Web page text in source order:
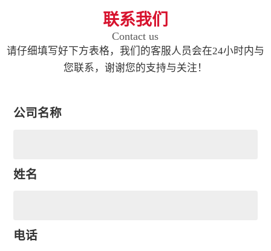
联系我们
Contact us
请仔细填写好下方表格，我们的客服人员会在24小时内与
您联系，谢谢您的支持与关注！
公司名称
姓名
电话